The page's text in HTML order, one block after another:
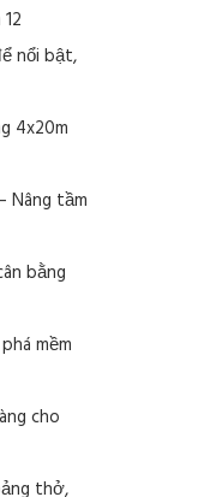
nổi bật,
4x20m
Nâng tầm
bằng
mềm
cho
thở,